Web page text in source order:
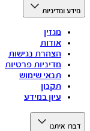
מידע ומדיניות
מגזין
אודות
הצהרת נגישות
מדיניות פרטיות
תנאי שימוש
תקנון
עיון במידע
דברו איתנו